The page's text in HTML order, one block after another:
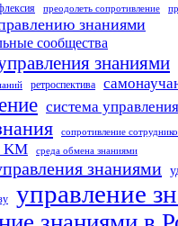
преодолеть сопротивление
знаниями
сообщества
знаниями
ретроспектива
система
сопротивление
KM среда обмена знаниями
знаниями
управление